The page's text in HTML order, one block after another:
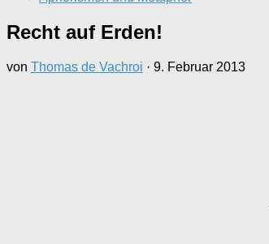
Recht auf Erden!
von Thomas de Vachroi · 9. Februar 2013